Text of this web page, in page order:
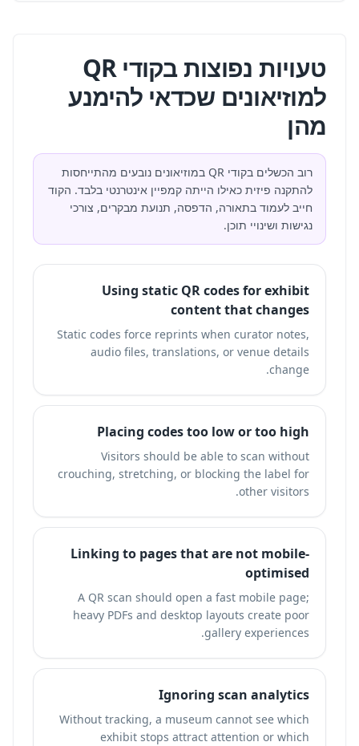
טעויות נפוצות בקודי QR
למוזיאונים שכדאי להימנע
מהן
רוב הכשלים בקודי QR במוזיאונים נובעים מהתייחסות
להתקנה פיזית כאילו הייתה קמפיין אינטרנטי בלבד. הקוד
חייב לעמוד בתאורה, הדפסה, תנועת מבקרים, צורכי
נגישות ושינויי תוכן.
Using static QR codes for exhibit
content that changes
Static codes force reprints when curator notes,
audio files, translations, or venue details
change.
Placing codes too low or too high
Visitors should be able to scan without
crouching, stretching, or blocking the label for
other visitors.
Linking to pages that are not mobile-
optimised
A QR scan should open a fast mobile page;
heavy PDFs and desktop layouts create poor
gallery experiences.
Ignoring scan analytics
Without tracking, a museum cannot see which
exhibit stops attract attention or which